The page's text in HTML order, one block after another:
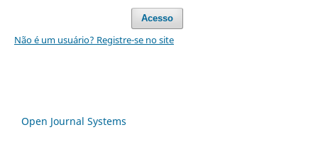
Acesso
Não é um usuário? Registre-se no site
Open Journal Systems